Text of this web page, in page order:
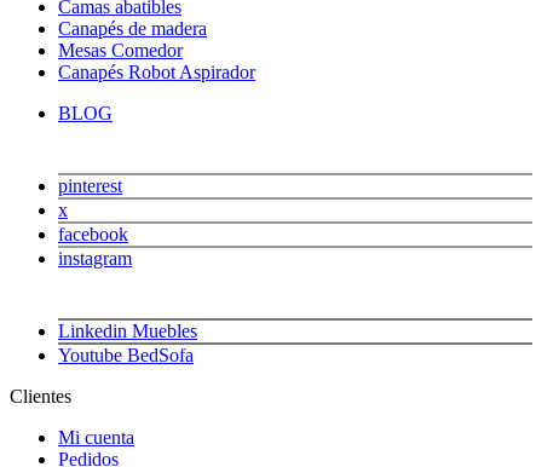
Camas abatibles
Canapés de madera
Mesas Comedor
Canapés Robot Aspirador
BLOG
pinterest
x
facebook
instagram
Linkedin Muebles
Youtube BedSofa
Clientes
Mi cuenta
Pedidos